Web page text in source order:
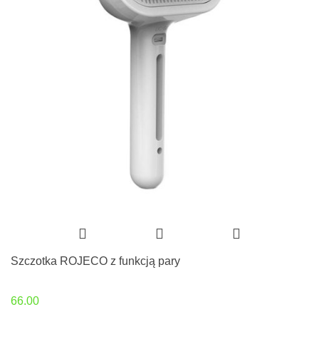
Szczotka ROJECO z funkcją pary
66.00